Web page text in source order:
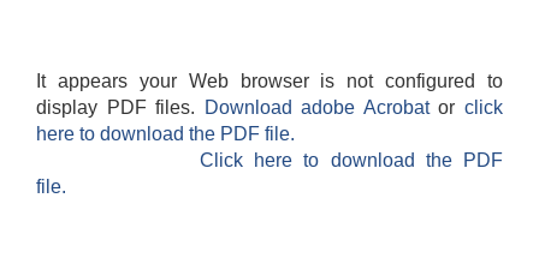
It appears your Web browser is not configured to
display PDF files.
Download adobe Acrobatorclick
here to download the PDF file.
Click here to download the PDF
file.